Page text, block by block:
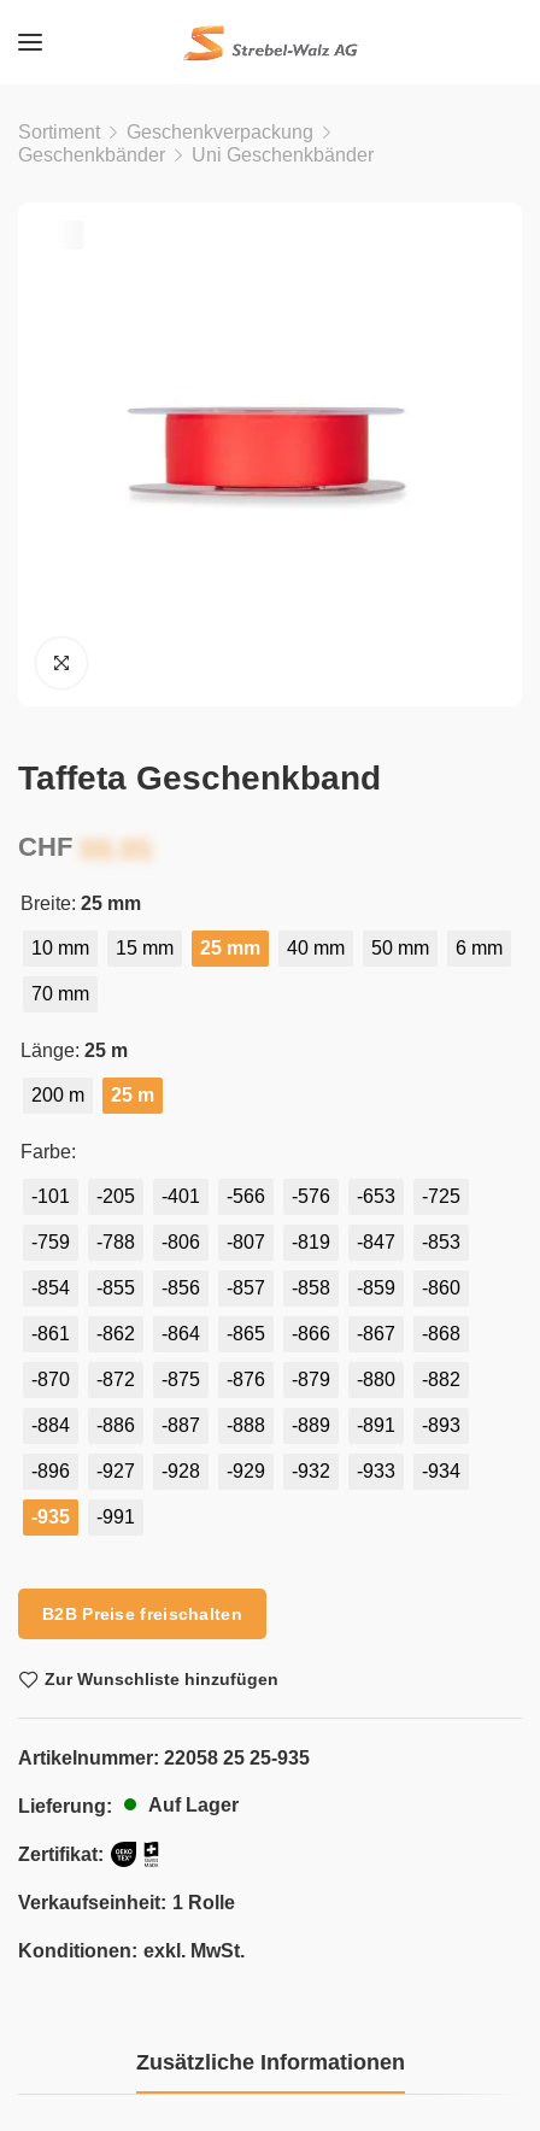
Sortiment
Geschenkverpackung
Geschenkbänder
Uni Geschenkbänder
Taffeta Geschenkband
CHF
Breite: 25 mm
10 mm 15 mm 25 mm 40 mm 50 mm 6 mm
70 mm
Länge: 25 m
200 m 25 m
Farbe:
-101 -205 -401 -566 -576 -653 -725
-759 -788 -806 -807 -819 -847 -853
-854 -855 -856 -857 -858 -859 -860
-861 -862 -864 -865 -866 -867 -868
-870 -872 -875 -876 -879 -880 -882
-884 -886 -887 -888 -889 -891 -893
-896 -927 -928 -929 -932 -933 -934
-935 -991
B2B Preise freischalten
Zur Wunschliste hinzufügen
Artikelnummer: 22058 25 25-935
Lieferung: Auf Lager
Zertifikat:
Verkaufseinheit: 1 Rolle
Konditionen: exkl. MwSt.
Zusätzliche Informationen